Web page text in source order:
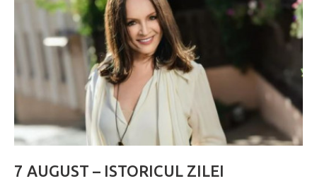
7 AUGUST – ISTORICUL ZILEI